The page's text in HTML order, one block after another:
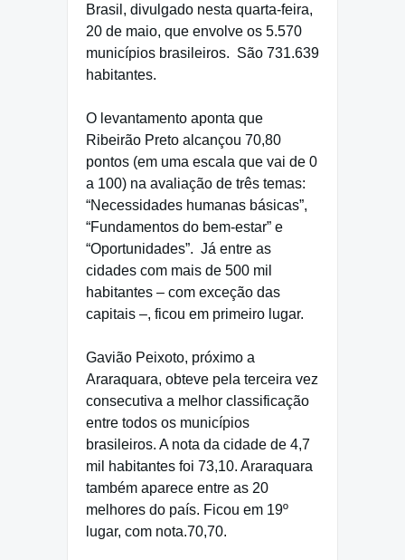
Brasil, divulgado nesta quarta-feira,
20 de maio, que envolve os 5.570
municípios brasileiros. São 731.639
habitantes.
O levantamento aponta que
Ribeirão Preto alcançou 70,80
pontos (em uma escala que vai de 0
a 100) na avaliação de três temas:
“Necessidades humanas básicas”,
“Fundamentos do bem-estar” e
“Oportunidades”. Já entre as
cidades com mais de 500 mil
habitantes – com exceção das
capitais –, ficou em primeiro lugar.
Gavião Peixoto, próximo a
Araraquara, obteve pela terceira vez
consecutiva a melhor classificação
entre todos os municípios
brasileiros. A nota da cidade de 4,7
mil habitantes foi 73,10. Araraquara
também aparece entre as 20
melhores do país. Ficou em 19º
lugar, com nota.70,70.